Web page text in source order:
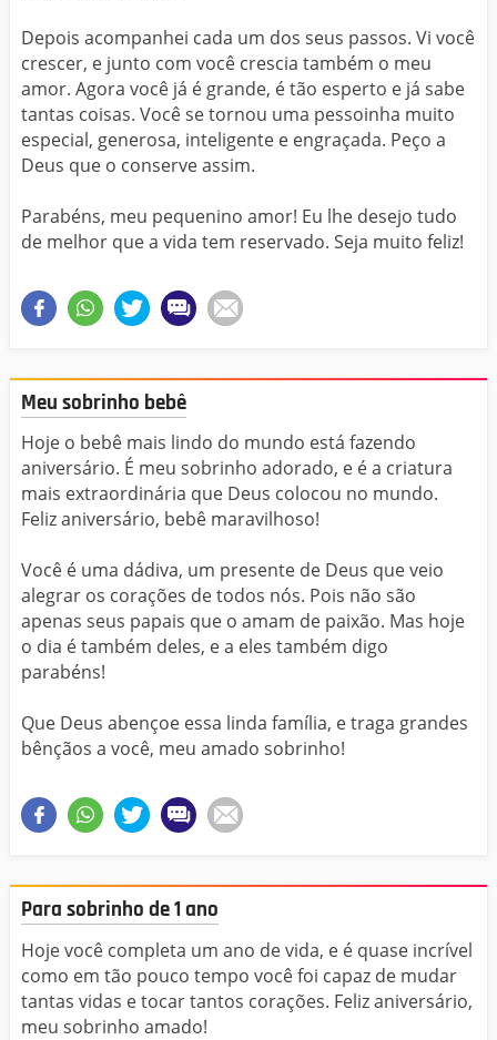
Depois acompanhei cada um dos seus passos. Vi você
crescer, e junto com você crescia também o meu
amor. Agora você já é grande, é tão esperto e já sabe
tantas coisas. Você se tornou uma pessoinha muito
especial, generosa, inteligente e engraçada. Peço a
Deus que o conserve assim.
Parabéns, meu pequenino amor! Eu lhe desejo tudo
de melhor que a vida tem reservado. Seja muito feliz!
Meu sobrinho bebê
Hoje o bebê mais lindo do mundo está fazendo
aniversário. É meu sobrinho adorado, e é a criatura
mais extraordinária que Deus colocou no mundo.
Feliz aniversário, bebê maravilhoso!
Você é uma dádiva, um presente de Deus que veio
alegrar os corações de todos nós. Pois não são
apenas seus papais que o amam de paixão. Mas hoje
o dia é também deles, e a eles também digo
parabéns!
Que Deus abençoe essa linda família, e traga grandes
bênçãos a você, meu amado sobrinho!
Para sobrinho de 1 ano
Hoje você completa um ano de vida, e é quase incrível
como em tão pouco tempo você foi capaz de mudar
tantas vidas e tocar tantos corações. Feliz aniversário,
meu sobrinho amado!